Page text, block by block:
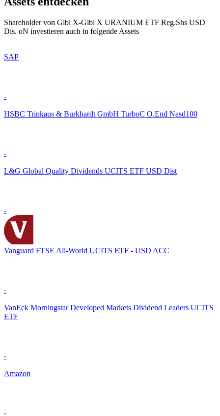
Shareholder von Glbl X-Glbl X URANIUM ETF Reg.Shs USD
Dis. oN investieren auch in folgende Assets
SAP
-
HSBC Trinkaus & Burkhardt GmbH TurboC O.End Nasd100
-
L&G Global Quality Dividends UCITS ETF USD Dist
-
Vanguard FTSE All-World UCITS ETF - USD ACC
-
VanEck Morningstar Developed Markets Dividend Leaders UCITS
ETF
-
Amazon
-